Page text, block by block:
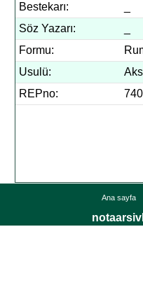
Bestekarı:
Söz Yazarı:
Formu:
Usulü:
REPno:
Ana sayfa